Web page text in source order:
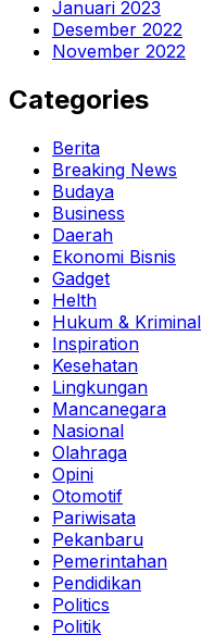
Januari 2023
Desember 2022
November 2022
Categories
Berita
Breaking News
Budaya
Business
Daerah
Ekonomi Bisnis
Gadget
Helth
Hukum & Kriminal
Inspiration
Kesehatan
Lingkungan
Mancanegara
Nasional
Olahraga
Opini
Otomotif
Pariwisata
Pekanbaru
Pemerintahan
Pendidikan
Politics
Politik